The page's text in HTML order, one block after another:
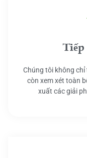
Tiếp
Chúng tôi không
còn xem xét toàn
xuất các giải